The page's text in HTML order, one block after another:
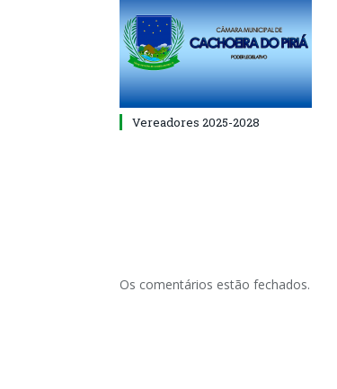
Vereadores 2025-2028
Os comentários estão fechados.